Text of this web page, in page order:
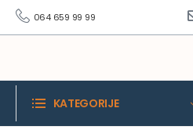
064 659 99 99
KATEGORIJE